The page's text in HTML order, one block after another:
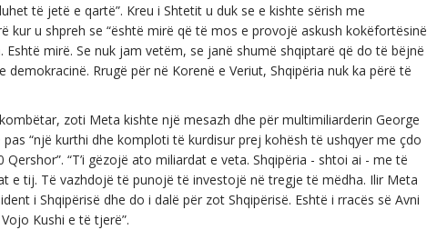
të jetë e qartë”. Kreu i Shtetit u duk se e kishte sërish me
kur u shpreh se “është mirë që të mos e provojë askush kokëfortësinë
mirë. Se nuk jam vetëm, se janë shumë shqiptarë që do të bëjnë
Rrugë për në Korenë e Veriut, Shqipëria nuk ka përë të
zoti Meta kishte një mesazh dhe për multimiliarderin George
“një kurthi dhe komploti të kurdisur prej kohësh të ushqyer me çdo
“T’i gëzojë ato miliardat e veta. Shqipëria - shtoi ai - me të
e tij. Të vazhdojë të punojë të investojë në tregje të mëdha. Ilir Meta
i Shqipërisë dhe do i dalë për zot Shqipërisë. Eshtë i rracës së Avni
Kushi e të tjerë”.